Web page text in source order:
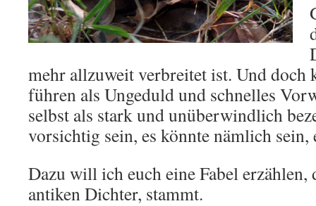
mehr allzuweit verbreitet ist. Und doch
führen als Ungeduld und schnelles
selbst als stark und unüberwindlich
vorsichtig sein, es könnte nämlich sein,
Dazu will ich euch eine Fabel erzählen,
antiken Dichter, stammt.